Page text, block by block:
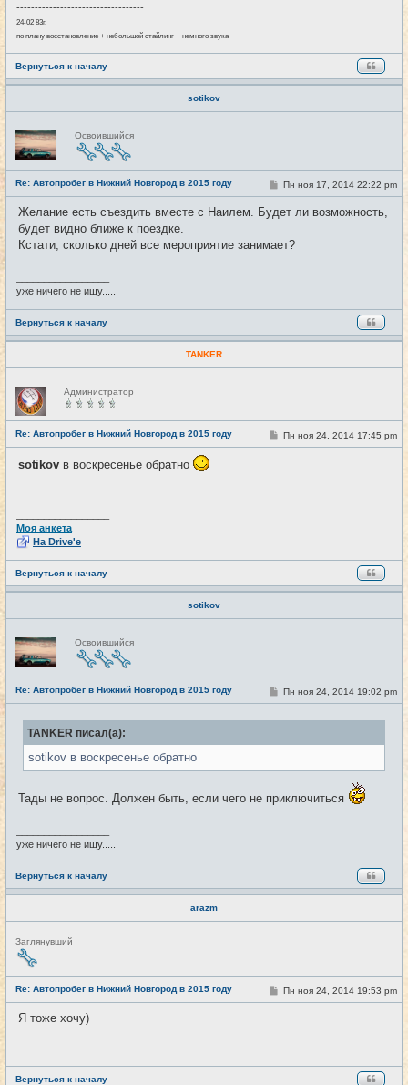
-----------------------------------
24-02 83г.
по плану восстановление + небольшой стайлинг + немного звука
Вернуться к началу
sotikov
Н
е
в
с
е
т
и
Освоившийся
Re: Автопробег в Нижний Новгород в 2015 году #15
С
о
б
н
Пн ноя 17, 2014 22:22 pm
Желание есть съездить вместе с Наилем. Будет ли возможность,
будет видно ближе к поездке.
Кстати, сколько дней все мероприятие занимает?
уже ничего не ищу.....
Вернуться к началу
TANKER
Н
е
в
с
е
т
и
Администратор
Re: Автопробег в Нижний Новгород в 2015 году #16
С
о
Пн ноя 24, 2014 17:45 pm
sotikov в воскресенье обратно
Моя анкета
На Drive'e
Вернуться к началу
sotikov
Н
е
в
с
е
т
и
Освоившийся
Re: Автопробег в Нижний Новгород в 2015 году #17
С
о
б
е
Пн ноя 24, 2014 19:02 pm
TANKER писал(а):
sotikov в воскресенье обратно
Тады не вопрос. Должен быть, если чего не приключиться
уже ничего не ищу.....
Вернуться к началу
arazm
Н
е
в
т
и
Заглянувший
Re: Автопробег в Нижний Новгород в 2015 году #18
С
о
и
Пн ноя 24, 2014 19:53 pm
Я тоже хочу)
Вернуться к началу